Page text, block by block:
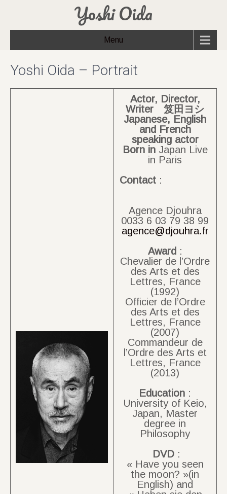
Yoshi Oida
Menu
Yoshi Oida – Portrait
Actor, Director,
Writer 笈田ヨシ
Japanese, English
and French
speaking actor
Born inJapan Live
in Paris
Contact:
Agence Djouhra
0033 6 03 79 38 99
agence@djouhra.fr
Award :
Chevalier de l’Ordre
des Arts et des
Lettres, France
(1992)
Officier de l’Ordre
des Arts et des
Lettres, France
(2007)
Commandeur de
l’Ordre des Arts et
Lettres, France
(2013)
Education :
University of Keio,
Japan, Master
degree in
Philosophy
DVD :
« Have you seen
the moon? »(in
English) and